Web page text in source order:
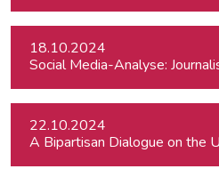
18.10.2024
Social Media-Analyse:
22.10.2024
A Bipartisan Dialogue on the